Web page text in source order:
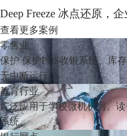
Deep Freeze 冰点还原，
查看更多案例
零售业
保护 保护POS收银系统、库
无中断运行。
教育行业
广泛应用于学校微机机房、
系统。